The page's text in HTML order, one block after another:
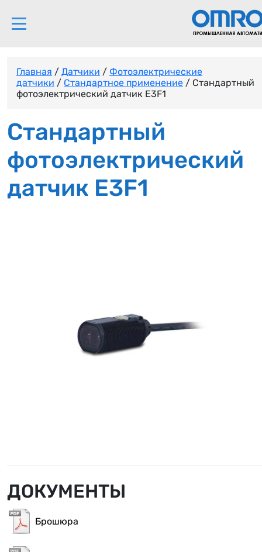
Главная / Датчики / Фотоэлектрические
датчики / Стандартное применение / Стандартный
фотоэлектрический датчик E3F1
Стандартный
фотоэлектрический
датчик E3F1
ДОКУМЕНТЫ
Брошюра